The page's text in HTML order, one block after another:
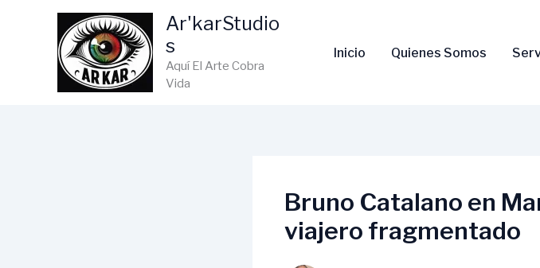
contenido
Ar'karStudio
s
Aquí El Arte Cobra
Vida
Inicio Quienes Somos
Bruno Catalano en
viajero fragmentado